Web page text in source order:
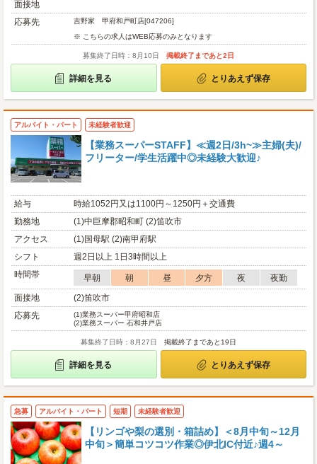
面接地
応募先
吉野家 甲府和戸町店[047206]
※ こちらの求人はWEB応募のみとなります
募集終了日時：8月10日 掲載終了まであと2日
詳細を見る とりあえず保存
アルバイト・パート 未経験者歓迎
【業務スーパーSTAFF】≪週2日/3h~≫主婦(夫)/
フリーター/学生活躍中◎未経験大歓迎♪
給与
時給1052円又は1100円～1250円＋交通費
勤務地
(1)中巨摩郡昭和町 (2)笛吹市
アクセス
(1)国母駅 (2)南甲府駅
シフト
週2日以上 1日3時間以上
時間帯
早朝 朝 昼 夕方 夜
夜勤
面接地
(2)笛吹市
応募先
(1)業務スーパー甲府昭和店
(2)業務スーパー 石和井戸店
募集終了日時：8月27日 掲載終了まであと19日
詳細を見る とりあえず保存
急募 アルバイト・パート 短期 未経験者歓迎
【リンゴや梨の選別・箱詰め】＜8月中旬～12月
中旬＞簡単コツコツ作業◎伊北IC付近♪週4～